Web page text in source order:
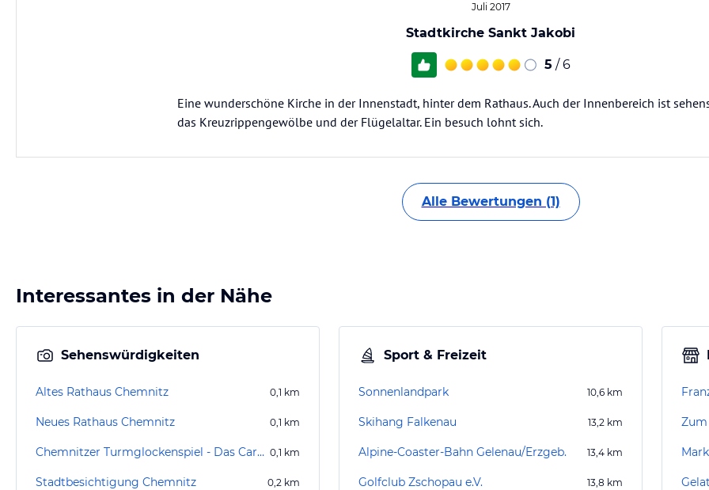
Juli 2017
Stadtkirche Sankt Jakobi
5 / 6
Eine wunderschöne Kirche in der Innenstadt, hinter dem Rathaus. Auch der Innenbereich ist
das Kreuzrippengewölbe und der Flügelaltar. Ein besuch lohnt sich.
Alle Bewertungen (1)
Interessantes in der Nähe
Sehenswürdigkeiten
Altes Rathaus Chemnitz 0,1 km
Neues Rathaus Chemnitz 0,1 km
Chemnitzer Turmglockenspiel - Das Carillon 0,1 km
Stadtbesichtigung Chemnitz 0,2 km
Sport & Freizeit
Sonnenlandpark 10,6 km
Skihang Falkenau 13,2 km
Alpine-Coaster-Bahn Gelenau/Erzgeb. 13,4 km
Golfclub Zschopau e.V. 13,8 km